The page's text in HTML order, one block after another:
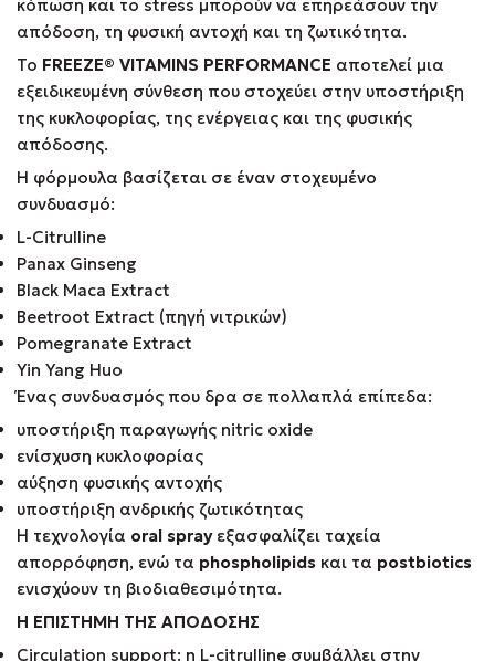
κόπωση και το stress μπορούν να επηρεάσουν την
απόδοση, τη φυσική αντοχή και τη ζωτικότητα.
Το FREEZE® VITAMINS PERFORMANCE αποτελεί μια
εξειδικευμένη σύνθεση που στοχεύει στην υποστήριξη
της κυκλοφορίας, της ενέργειας και της φυσικής
απόδοσης.
Η φόρμουλα βασίζεται σε έναν στοχευμένο
συνδυασμό:
L-Citrulline
Panax Ginseng
Black Maca Extract
Beetroot Extract (πηγή νιτρικών)
Pomegranate Extract
Yin Yang Huo
Ένας συνδυασμός που δρα σε πολλαπλά επίπεδα:
υποστήριξη παραγωγής nitric oxide
ενίσχυση κυκλοφορίας
αύξηση φυσικής αντοχής
υποστήριξη ανδρικής ζωτικότητας
Η τεχνολογία oral sprayεξασφαλίζει ταχεία
απορρόφηση, ενώ τα phospholipids και τα postbiotics
ενισχύουν τη βιοδιαθεσιμότητα.
Η ΕΠΙΣΤΗΜΗ ΤΗΣ ΑΠΟΔΟΣΗΣ
Circulation support: η L-citrulline συμβάλλει στην